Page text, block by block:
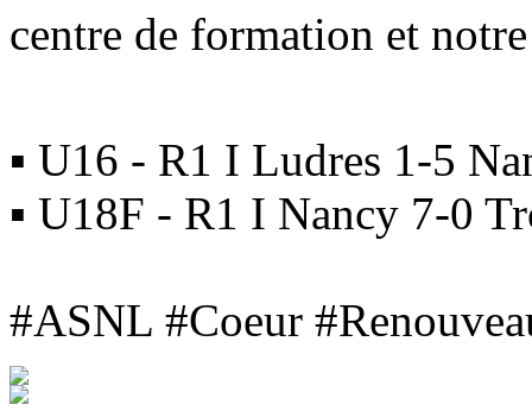
centre de formation et
▪ U16 - R1 I Ludres 1-5
▪ U18F - R1 I Nancy 7-0
#ASNL #Coeur